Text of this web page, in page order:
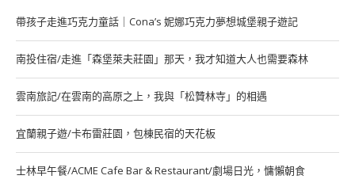
帶孩子走進巧克力童話｜Cona’s 妮娜巧克力夢想城堡親子遊記
南投住宿/走進「森堡萊夫莊園」那天，我才知道大人也需要森林
雲南旅記/在雲南的高原之上，我與「松贊林寺」的相遇
宜蘭親子遊/卡布雷莊園，包棟民宿的天花板
士林早午餐/ACME Cafe Bar & Restaurant/劇場日光，慵懶朝食